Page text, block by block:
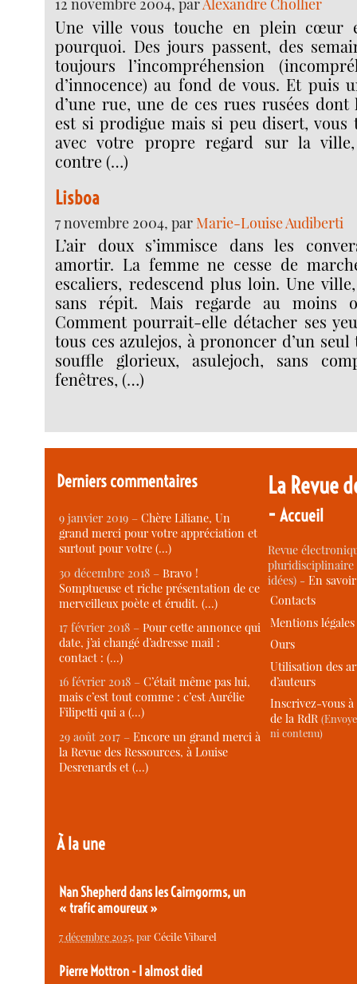
12 novembre 2004, parAlexandre Chollier
Une ville vous touche en plein cœur
pourquoi. Des jours passent, des
toujours l’incompréhension
d’innocence) au fond de vous. Et puis
d’une rue, une de ces rues rusées
est si prodigue mais si peu disert, vous
avec votre propre regard sur la ville,
contre (…)
Lisboa
7 novembre 2004, par Marie-Louise Audiberti
L’air doux s’immisce dans les
amortir. La femme ne cesse de
escaliers, redescend plus loin. Une
sans répit. Mais regarde au moins
Comment pourrait-elle détacher ses
tous ces azulejos, à prononcer d’un
souffle glorieux, asulejoch, sans
fenêtres, (…)
Derniers commentaires
9 janvier 2019 –Chère Liliane, Un
grand merci pour votre appréciation et
surtout pour votre (…)
30 décembre 2018 –Bravo !
Somptueuse et riche présentation de ce
merveilleux poète et érudit. (…)
17 février 2018 –Pour cette annonce qui
date, j’ai changé d’adresse mail :
contact : (…)
16 février 2018 –C’était même pas lui,
mais c’est tout comme : c’est Aurélie
Filipetti qui a (…)
29 août 2017 –Encore un grand merci à
la Revue des Ressources, à Louise
Desrenards et (…)
À la une
Nan Shepherd dans les Cairngorms, un
« trafic amoureux »
7 décembre 2025, parCécile Vibarel
Pierre Mottron - I almost died
La Revue
-Accueil
Revue
idées) -En
Contacts
Mentions légales
Ours
Utilisation des
d’auteurs
Inscrivez-vous
de la RdR
ni contenu)